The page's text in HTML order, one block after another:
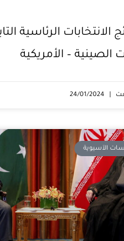
الانتخابات الرئاسية
الصينية – الأمريكية
الآسيوية